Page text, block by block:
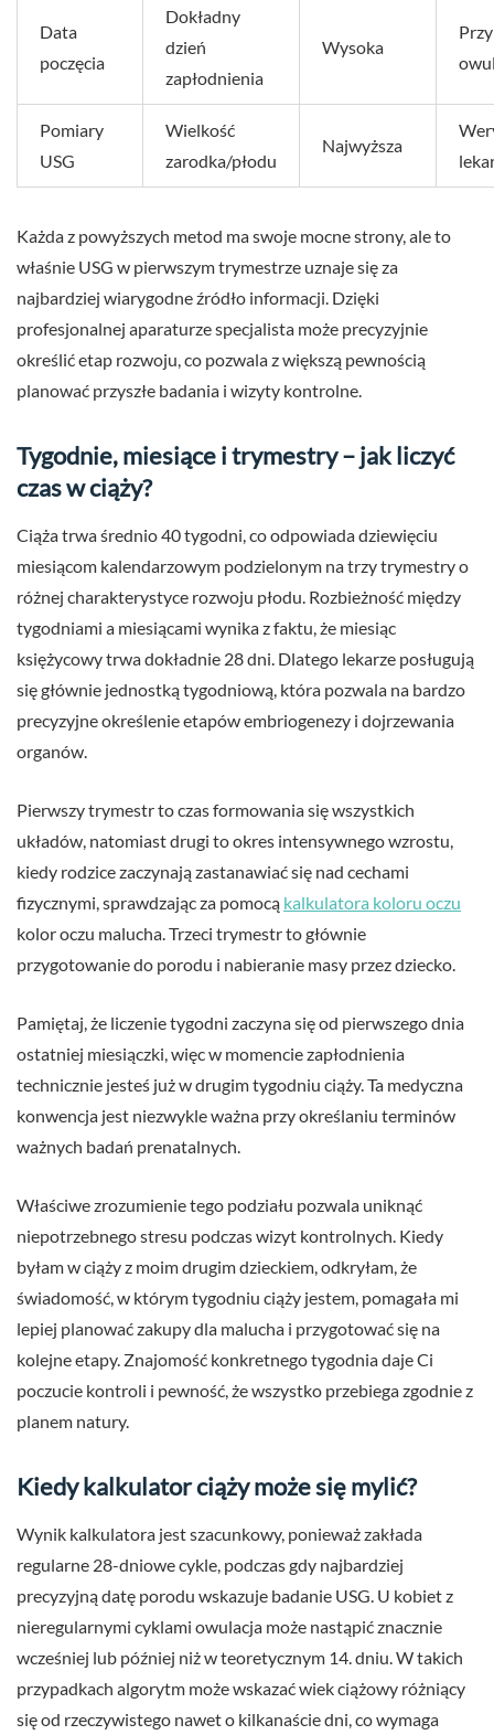
Data
poczęcia
Dokładny
dzień
zapłodnienia
Wysoka
Pomiary
USG
Wielkość
zarodka/płodu
Najwyższa
Każda z powyższych metod ma swoje mocne strony, ale to
właśnie USG w pierwszym trymestrze uznaje się za
najbardziej wiarygodne źródło informacji. Dzięki
profesjonalnej aparaturze specjalista może precyzyjnie
określić etap rozwoju, co pozwala z większą pewnością
planować przyszłe badania i wizyty kontrolne.
Tygodnie, miesiące i trymestry – jak liczyć
czas w ciąży?
Ciąża trwa średnio 40 tygodni, co odpowiada dziewięciu
miesiącom kalendarzowym podzielonym na trzy trymestry o
różnej charakterystyce rozwoju płodu. Rozbieżność między
tygodniami a miesiącami wynika z faktu, że miesiąc
księżycowy trwa dokładnie 28 dni. Dlatego lekarze posługują
się głównie jednostką tygodniową, która pozwala na bardzo
precyzyjne określenie etapów embriogenezy i dojrzewania
organów.
Pierwszy trymestr to czas formowania się wszystkich
układów, natomiast drugi to okres intensywnego wzrostu,
kiedy rodzice zaczynają zastanawiać się nad cechami
fizycznymi, sprawdzając za pomocą kalkulatora koloru oczu
kolor oczu malucha. Trzeci trymestr to głównie
przygotowanie do porodu i nabieranie masy przez dziecko.
Pamiętaj, że liczenie tygodni zaczyna się od pierwszego dnia
ostatniej miesiączki, więc w momencie zapłodnienia
technicznie jesteś już w drugim tygodniu ciąży. Ta medyczna
konwencja jest niezwykle ważna przy określaniu terminów
ważnych badań prenatalnych.
Właściwe zrozumienie tego podziału pozwala uniknąć
niepotrzebnego stresu podczas wizyt kontrolnych. Kiedy
byłam w ciąży z moim drugim dzieckiem, odkryłam, że
świadomość, w którym tygodniu ciąży jestem, pomagała mi
lepiej planować zakupy dla malucha i przygotować się na
kolejne etapy. Znajomość konkretnego tygodnia daje Ci
poczucie kontroli i pewność, że wszystko przebiega zgodnie z
planem natury.
Kiedy kalkulator ciąży może się mylić?
Wynik kalkulatora jest szacunkowy, ponieważ zakłada
regularne 28-dniowe cykle, podczas gdy najbardziej
precyzyjną datę porodu wskazuje badanie USG. U kobiet z
nieregularnymi cyklami owulacja może nastąpić znacznie
wcześniej lub później niż w teoretycznym 14. dniu. W takich
przypadkach algorytm może wskazać wiek ciążowy różniący
się od rzeczywistego nawet o kilkanaście dni, co wymaga